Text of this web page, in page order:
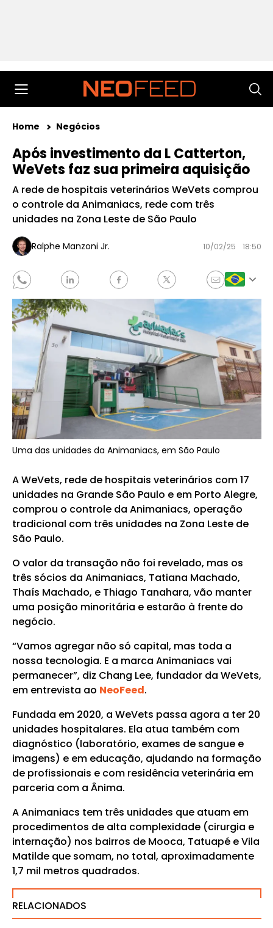
Home Negócios
Após investimento da L Catterton,
WeVets faz sua primeira aquisição
A rede de hospitais veterinários WeVets comprou
o controle da Animaniacs, rede com três
unidades na Zona Leste de São Paulo
Ralphe Manzoni Jr. 10/02/25 18:50
Uma das unidades da Animaniacs, em São Paulo
A WeVets, rede de hospitais veterinários com 17
unidades na Grande São Paulo e em Porto Alegre,
comprou o controle da Animaniacs, operação
tradicional com três unidades na Zona Leste de
São Paulo.
O valor da transação não foi revelado, mas os
três sócios da Animaniacs, Tatiana Machado,
Thaís Machado, e Thiago Tanahara, vão manter
uma posição minoritária e estarão à frente do
negócio.
“Vamos agregar não só capital, mas toda a
nossa tecnologia. E a marca Animaniacs vai
permanecer”, diz Chang Lee, fundador da WeVets,
em entrevista ao NeoFeed.
Fundada em 2020, a WeVets passa agora a ter 20
unidades hospitalares. Ela atua também com
diagnóstico (laboratório, exames de sangue e
imagens) e em educação, ajudando na formação
de profissionais e com residência veterinária em
parceria com a Ânima.
A Animaniacs tem três unidades que atuam em
procedimentos de alta complexidade (cirurgia e
internação) nos bairros de Mooca, Tatuapé e Vila
Matilde que somam, no total, aproximadamente
1,7 mil metros quadrados.
RELACIONADOS